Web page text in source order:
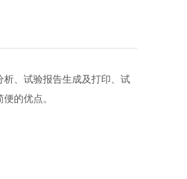
、试验报告生成及打印、试
的优点。